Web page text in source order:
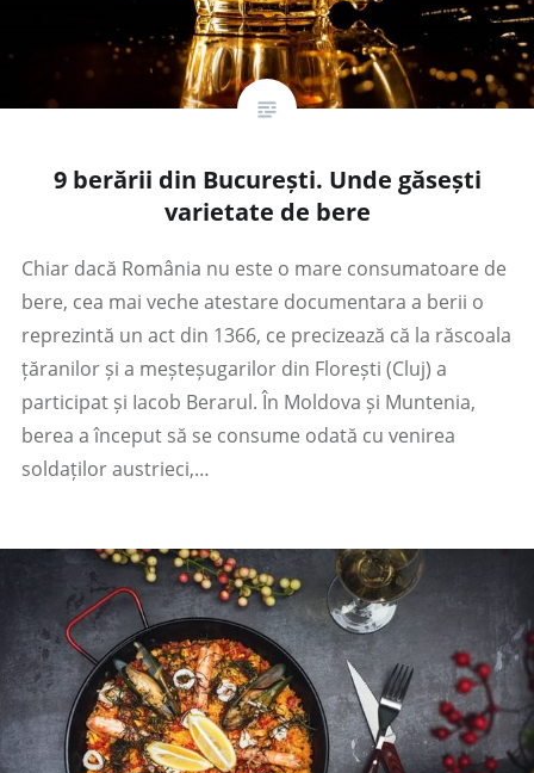
9 berării din București. Unde găsești
varietate de bere
Chiar dacă România nu este o mare consumatoare de
bere, cea mai veche atestare documentara a berii o
reprezintă un act din 1366, ce precizează că la răscoala
țăranilor și a meșteșugarilor din Florești (Cluj) a
participat și Iacob Berarul. În Moldova și Muntenia,
berea a început să se consume odată cu venirea
soldaților austrieci,…